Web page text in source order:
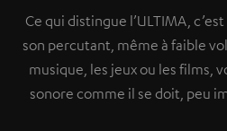
Ce qui distingue l’ULTIMA,
son percutant, même à faible
musique, les jeux ou les films,
sonore comme il se doit, peu